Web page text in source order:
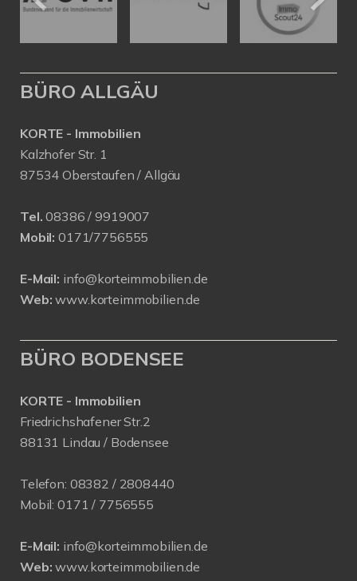
BÜRO ALLGÄU
KORTE - Immobilien
Kalzhofer Str. 1
87534 Oberstaufen / Allgäu
Tel. 08386 / 9919007
Mobil: 0171/7756555
E-Mail: info@korteimmobilien.de
Web: www.korteimmobilien.de
BÜRO BODENSEE
KORTE - Immobilien
Friedrichshafener Str.2
88131 Lindau / Bodensee
Telefon: 08382 / 2808440
Mobil: 0171 / 7756555
E-Mail: info@korteimmobilien.de
Web: www.korteimmobilien.de